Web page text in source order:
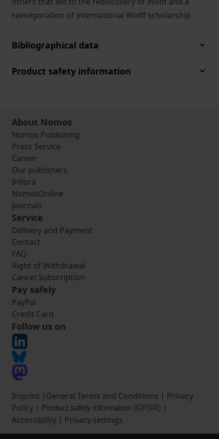
reinvigoration of international Wolff scholarship.
Bibliographical data
Product safety information
About Nomos
Nomos Publishing
Press Service
Career
Our publishers
Inlibra
NomosOnline
Journals
Service
Delivery and Payment
Contact
FAQ
Right of Withdrawal
Cancel Subscription
Pay safely
PayPal
Credit Card
Follow us on
Imprint | General Terms and Conditions | Privacy
Policy | Product safety information (GPSR) |
Accessibility | Privacy settings